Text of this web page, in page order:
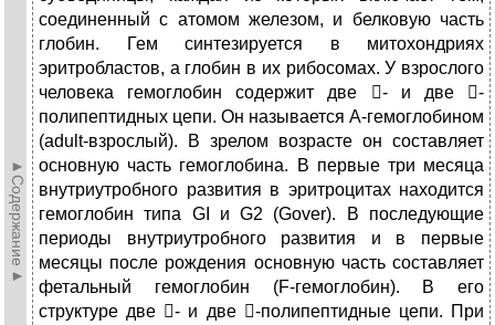
►Содержание►
соединенный с атомом железом, и белковую часть
глобин. Гем синтезируется в митохондриях
эритробластов, а глобин в их рибосомах. У взрослого
человека гемоглобин содержит две - и две -
полипептидных цепи. Он называется А-гемоглобином
(adult-взрослый). В зрелом возрасте он составляет
основную часть гемоглобина. В первые три месяца
внутриутробного развития в эритроцитах находится
гемоглобин типа GI и G2 (Gover). В последующие
периоды внутриутробного развития и в первые
месяцы после рождения основную часть составляет
фетальный гемоглобин (F-гемоглобин). В его
структуре две - и две -полипептидные цепи. При